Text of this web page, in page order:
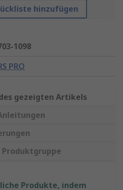
hinzufügen
1098
PRO
gezeigten Artikels
Produkte, indem